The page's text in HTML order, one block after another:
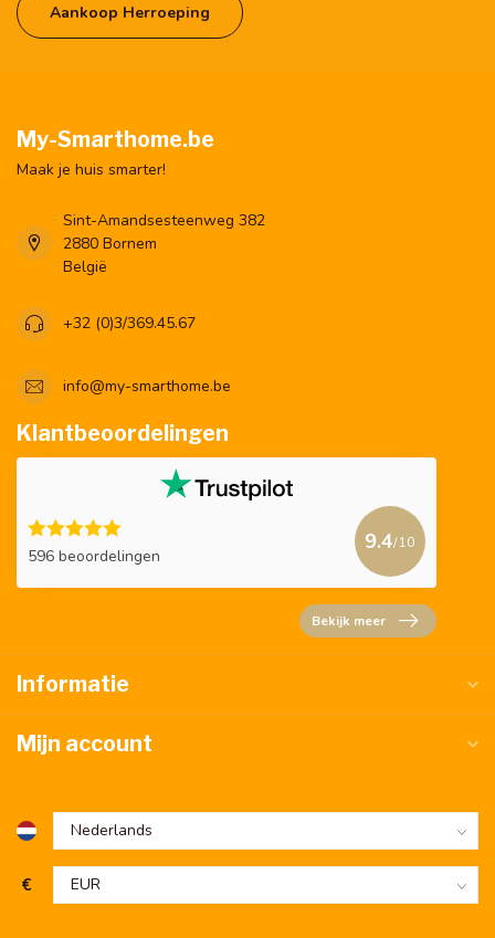
Aankoop Herroeping
My-Smarthome.be
Maak je huis smarter!
Sint-Amandsesteenweg 382
2880 Bornem
België
+32 (0)3/369.45.67
info@my-smarthome.be
Klantbeoordelingen
596 beoordelingen
9.4/10
Bekijk meer
Informatie
Mijn account
€